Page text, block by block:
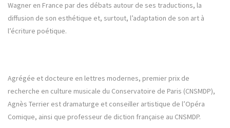
Wagner en France par des débats autour de ses traductions, la
diffusion de son esthétique et, surtout, l’adaptation de son art à
l’écriture poétique.
Agrégée et docteure en lettres modernes, premier prix de
recherche en culture musicale du Conservatoire de Paris (CNSMDP),
Agnès Terrier est dramaturge et conseiller artistique de l’Opéra
Comique, ainsi que professeur de diction française au CNSMDP.